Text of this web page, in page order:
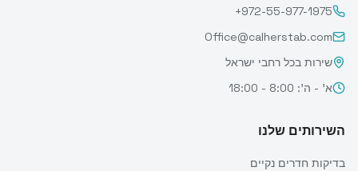
+972-55-977-1975
Office@calherstab.com
שירות בכל רחבי ישראל
א' - ה': 8:00 - 18:00
השירותים שלנו
בדיקות חדרים נקיים